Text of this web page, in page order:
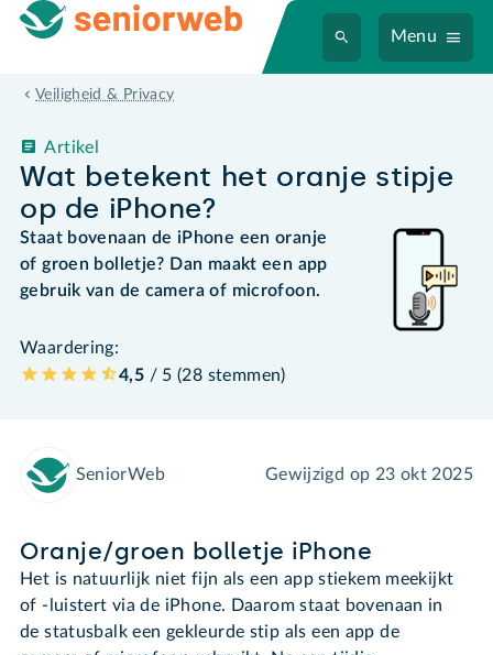
Menu
Veiligheid & Privacy
Wat betekent het oranje stipje
op de iPhone?
Artikel
Staat bovenaan de iPhone een oranje
of groen bolletje? Dan maakt een app
gebruik van de camera of microfoon.
Waardering:
4,5 / 5 (28 stemmen)
SeniorWeb Gewijzigd op 23 okt 2025
Oranje/groen bolletje iPhone
Het is natuurlijk niet fijn als een app stiekem meekijkt
of -luistert via de iPhone. Daarom staat bovenaan in
de statusbalk een gekleurde stip als een app de